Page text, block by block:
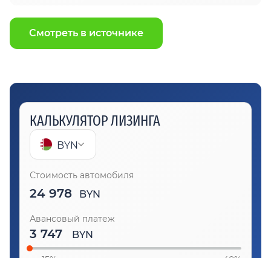
Смотреть в источнике
КАЛЬКУЛЯТОР ЛИЗИНГА
BYN
Стоимость автомобиля
24 978 BYN
Авансовый платеж
BYN